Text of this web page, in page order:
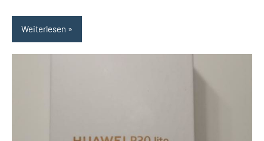
Weiterlesen